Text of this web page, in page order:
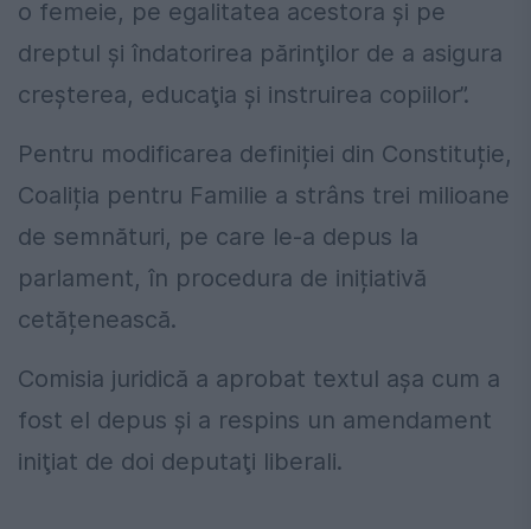
o femeie, pe egalitatea acestora şi pe
dreptul şi îndatorirea părinţilor de a asigura
creşterea, educaţia şi instruirea copiilor”.
Pentru modificarea definiției din Constituție,
Coaliția pentru Familie a strâns trei milioane
de semnături, pe care le-a depus la
parlament, în procedura de inițiativă
cetățenească.
Comisia juridică a aprobat textul aşa cum a
fost el depus şi a respins un amendament
iniţiat de doi deputaţi liberali.